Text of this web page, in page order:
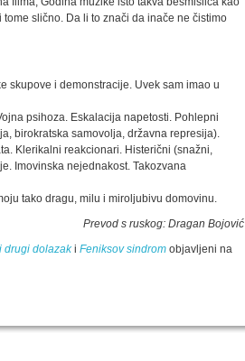
slično. Da li to znači da inače ne čistimo
skupove i demonstracije. Uvek sam imao u
psihoza. Eskalacija napetosti. Pohlepni
birokratska samovolja, državna represija).
Klerikalni reakcionari. Histerični (snažni,
Imovinska nejednakost. Takozvana
tako dragu, milu i miroljubivu domovinu.
Prevod s ruskog: Dragan Bojović
drugi dolazaki Feniksov sindrom objavljeni na